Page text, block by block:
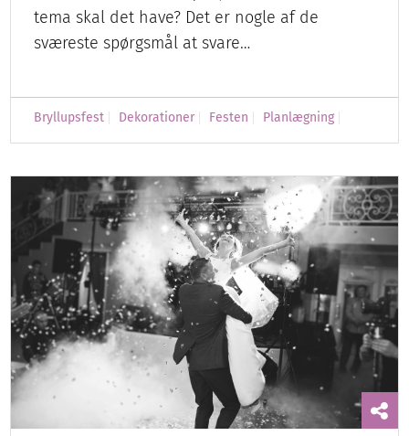
tema skal det have? Det er nogle af de
sværeste spørgsmål at svare…
Bryllupsfest Dekorationer Festen Planlægning